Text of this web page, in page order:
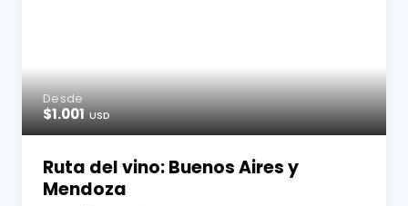
Desde
$1.001USD
Ruta del vino: Buenos Aires y
Mendoza